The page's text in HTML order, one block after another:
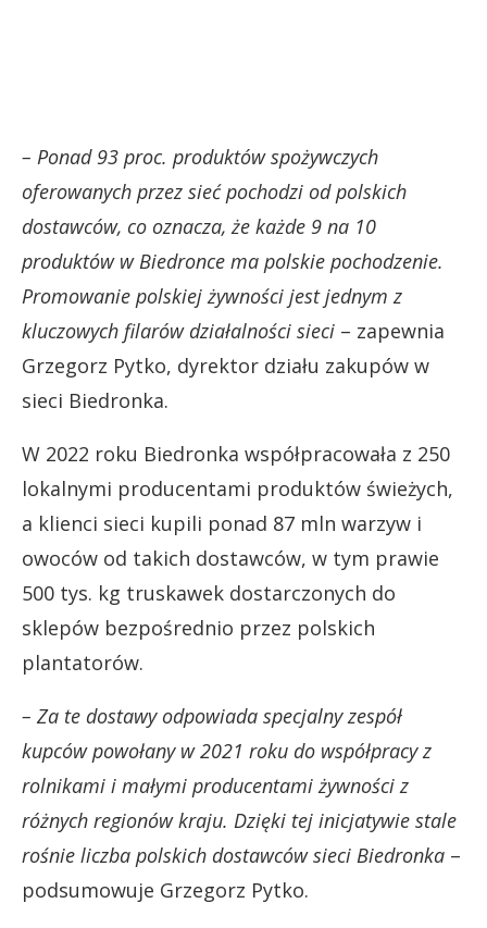
– Ponad 93 proc. produktów spożywczych
oferowanych przez sieć pochodzi od polskich
dostawców, co oznacza, że każde 9 na 10
produktów w Biedronce ma polskie pochodzenie.
Promowanie polskiej żywności jest jednym z
kluczowych filarów działalności sieci – zapewnia
Grzegorz Pytko, dyrektor działu zakupów w
sieci Biedronka.
W 2022 roku Biedronka współpracowała z 250
lokalnymi producentami produktów świeżych,
a klienci sieci kupili ponad 87 mln warzyw i
owoców od takich dostawców, w tym prawie
500 tys. kg truskawek dostarczonych do
sklepów bezpośrednio przez polskich
plantatorów.
– Za te dostawy odpowiada specjalny zespół
kupców powołany w 2021 roku do współpracy z
rolnikami i małymi producentami żywności z
różnych regionów kraju. Dzięki tej inicjatywie stale
rośnie liczba polskich dostawców sieci Biedronka –
podsumowuje Grzegorz Pytko.